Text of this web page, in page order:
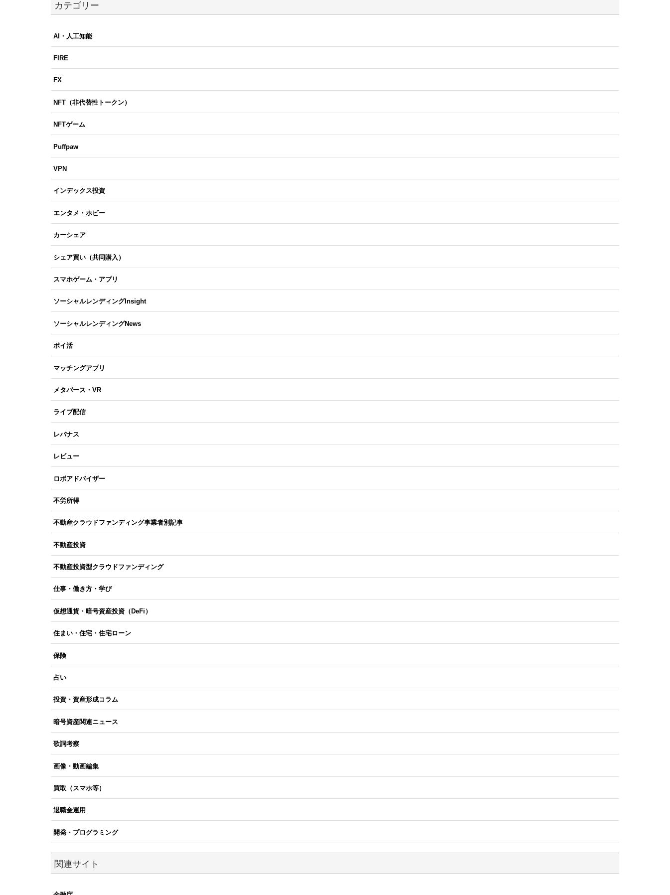
カテゴリー
AI・人工知能
FIRE
FX
NFT（非代替性トークン）
NFTゲーム
Puffpaw
VPN
インデックス投資
エンタメ・ホビー
カーシェア
シェア買い（共同購入）
スマホゲーム・アプリ
ソーシャルレンディングInsight
ソーシャルレンディングNews
ポイ活
マッチングアプリ
メタバース・VR
ライブ配信
レバナス
レビュー
ロボアドバイザー
不労所得
不動産クラウドファンディング事業者別記事
不動産投資
不動産投資型クラウドファンディング
仕事・働き方・学び
仮想通貨・暗号資産投資（DeFi）
住まい・住宅・住宅ローン
保険
占い
投資・資産形成コラム
暗号資産関連ニュース
歌詞考察
画像・動画編集
買取（スマホ等）
退職金運用
開発・プログラミング
関連サイト